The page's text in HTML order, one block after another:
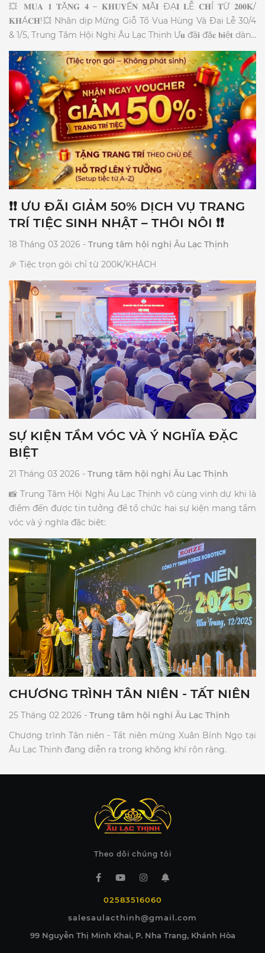
💥 𝐌𝐔𝐀 𝟏 𝐓Ặ𝐍𝐆 𝟒 – 𝐊𝐇𝐔𝐘Ế𝐍 𝐌Ã𝐈 ĐẠ𝐈 𝐋Ễ 𝐂𝐇Ỉ 𝐓Ừ 𝟐𝟎𝟎𝐊/
𝐊𝐇Á𝐂𝐇!💥 Nhân dịp Mừng Giỗ Tổ Vua Hùng Và Đại Lễ 30/4
& 1/5, Trung Tâm Hội Nghị Âu Lạc Thịnh Ư𝐮 đã𝐢 đặ𝐜 𝐛𝐢ệ𝐭 dành
riêng cho các cơ quan, hội nhóm. 1️⃣ 𝐓Ặ𝐍𝐆 𝐌Ó𝐍 khai vị: Gỏi
Xoài Cá Cơm đậm đà. 2️⃣ 𝐌𝐈Ễ𝐍 𝐏𝐇Í Hệ thống âm thanh, ánh
sáng chuyên nghiệp (Trị giá 2.000.000đ). 3️⃣ 𝐌𝐈Ễ𝐍 𝐏𝐇Í
Chương trình Karaoke suốt tiệc (Trị giá 1.000.000đ). 4️⃣
𝐌𝐈Ễ𝐍 𝐏𝐇Í Thiết kế & trình chiếu Backdrop LED rực rỡ (Trị
giá 1.000.000đ). 🔥ĐẶ𝐂 𝐁𝐈Ệ𝐓: Giảm thêm 𝟏𝟎% 𝐠𝐢á thức uống
cho tiệc từ 80 khách.🔥 ⏰ Thời gian áp dụng: 𝟐𝟒/𝟎𝟒/𝟐𝟎𝟐𝟔 –
𝟎𝟑/𝟎𝟓/𝟐𝟎𝟐𝟔. 📍 Địa chỉ: 99 Nguyễn Thị Minh Khai, P. Nha
Trang, Khánh Hòa 📞 Hotline đặt tiệc: 02583 516 060
❗❗ ƯU ĐÃI GIẢM 50% DỊCH VỤ TRANG
TRÍ TIỆC SINH NHẬT – THÔI NÔI ❗❗
18 Tháng 03 2026 - Trung tâm hội nghị Âu Lạc Thịnh
🎉 Tiệc trọn gói chỉ từ 200K/KHÁCH
SỰ KIỆN TẦM VÓC VÀ Ý NGHĨA ĐẶC
BIỆT
21 Tháng 03 2026 - Trung tâm hội nghị Âu Lạc Thịnh
​📸 Trung Tâm Hội Nghị Âu Lạc Thịnh vô cùng vinh dự khi là
điểm đến được tin tưởng để tổ chức hai sự kiện mang tầm
vóc và ý nghĩa đặc biệt:​
CHƯƠNG TRÌNH TÂN NIÊN - TẤT NIÊN
25 Tháng 02 2026 - Trung tâm hội nghị Âu Lạc Thịnh
Chương trình Tân niên - Tất niên mừng Xuân Bính Ngọ tại
Âu Lạc Thịnh đang diễn ra trong không khí rộn ràng.
Theo dõi chúng tôi
02583516060
salesaulacthinh@gmail.com
99 Nguyễn Thị Minh Khai, P. Nha Trang, Khánh Hòa